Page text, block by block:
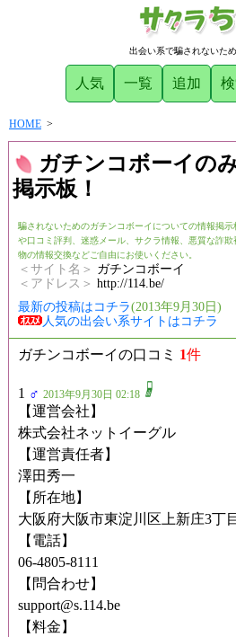
出会い系で騙されないた
人気 一覧 追加
HOME >
ガチンコボーイの
掲示板！
騙されないためのガチンコボーイについての情報掲
や口コミ評判、迷惑メール、サクラ情報、悪質な詐
物の情報交換などご自由にお使いください。
＜サイト名＞ ガチンコボーイ
＜アドレス＞ http://114.be/
最新の投稿はコチラ(2013年9月30日)
人気の出会い系サイトはコチラ
ガチンコボーイの口コミ 1件
1 ♂ 2013年9月30日 02:18
【運営会社】
株式会社ネットイーグル
【運営責任者】
澤田秀一
【所在地】
大阪府大阪市東淀川区上新庄3丁
【電話】
06-4805-8111
【問合わせ】
support@s.114.be
【料金】